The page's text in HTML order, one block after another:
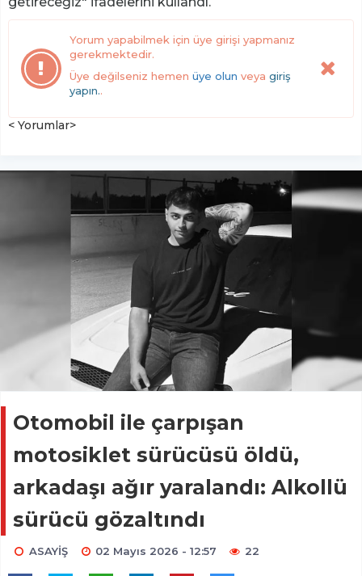
Yorum yapabilmek için üye girişi yapmanız
gerekmektedir.
Üye değilseniz hemen üye olun veya giriş
yapın..
< Yorumlar>
Otomobil ile çarpışan
motosiklet sürücüsü öldü,
arkadaşı ağır yaralandı: Alkollü
sürücü gözaltındı
ASAYİŞ 02 Mayıs 2026 - 12:57 22